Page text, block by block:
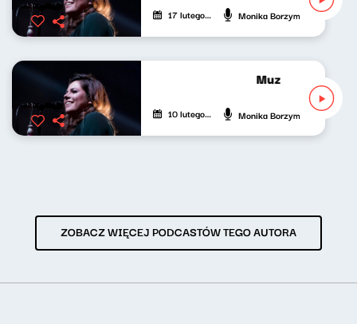
17 lutego 2024 Monika Borzym
Muzyczny
10 lutego 2024 Monika Borzym
ZOBACZ WIĘCEJ PODCASTÓW TEGO AUTORA